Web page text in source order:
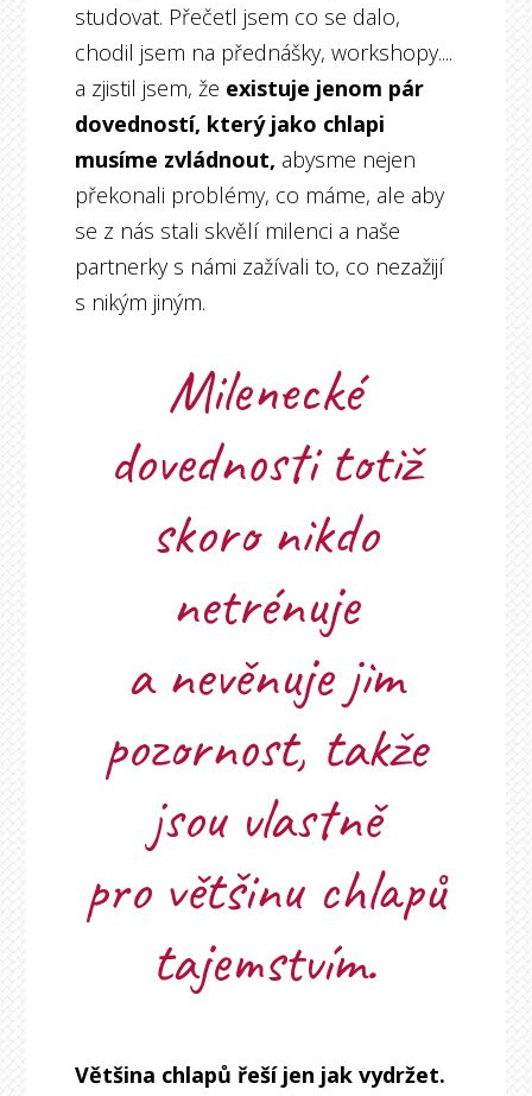
studovat. Přečetl jsem co se dalo,
chodil jsem na přednášky, workshopy....
a zjistil jsem, že existuje jenom pár
dovedností, který jako chlapi
musíme zvládnout, abysme nejen
překonali problémy, co máme, ale aby
se z nás stali skvělí milenci a naše
partnerky s námi zažívali to, co nezažijí
s nikým jiným.
Milenecké
dovednosti totiž
skoro nikdo
netrénuje
a nevěnuje jim
pozornost, takže
jsou vlastně
pro většinu chlapů
tajemstvím.
Většina chlapů řeší jen jak vydržet.